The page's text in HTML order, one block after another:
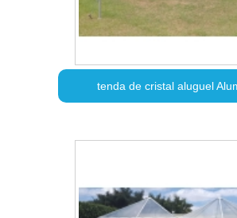
tenda de cristal aluguel